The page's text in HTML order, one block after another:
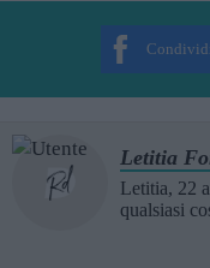
Letitia
Letitia, 22
qualsiasi